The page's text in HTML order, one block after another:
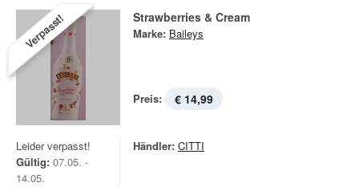
Verpasst! Strawberries & Cream
Marke: Baileys
Preis: € 14,99
Leider verpasst!
Gültig: 07.05. -
14.05.
Händler: CITTI